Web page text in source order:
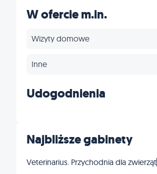
W ofercie m.in.
Wizyty domowe
Inne
Udogodnienia
Najbliższe gabinety
Veterinarius. Przychodnia dla zwierząt